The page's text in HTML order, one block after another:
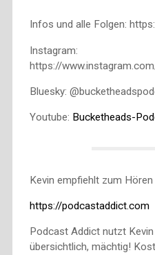
Infos und alle Folgen:
Instagram:
https://
Bluesky:
Youtube: Bucketheads-
Kevin empfiehlt zum
https://podcastaddict.com
Podcast Addict nutzt
übersichtlich, mächtig!